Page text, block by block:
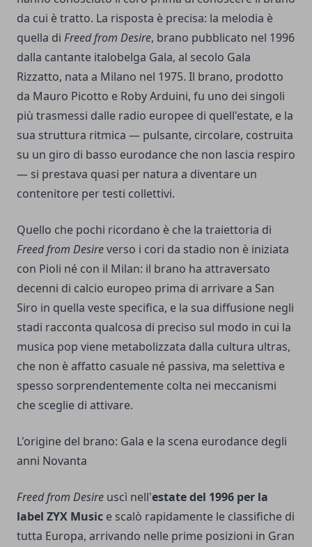
da cui è tratto. La risposta è precisa: la melodia è
quella di Freed from Desire, brano pubblicato nel 1996
dalla cantante italobelga Gala, al secolo Gala
Rizzatto, nata a Milano nel 1975. Il brano, prodotto
da Mauro Picotto e Roby Arduini, fu uno dei singoli
più trasmessi dalle radio europee di quell'estate, e la
sua struttura ritmica — pulsante, circolare, costruita
su un giro di basso eurodance che non lascia respiro
— si prestava quasi per natura a diventare un
contenitore per testi collettivi.
Quello che pochi ricordano è che la traiettoria di
Freed from Desireverso i cori da stadio non è iniziata
con Pioli né con il Milan: il brano ha attraversato
decenni di calcio europeo prima di arrivare a San
Siro in quella veste specifica, e la sua diffusione negli
stadi racconta qualcosa di preciso sul modo in cui la
musica pop viene metabolizzata dalla cultura ultras,
che non è affatto casuale né passiva, ma selettiva e
spesso sorprendentemente colta nei meccanismi
che sceglie di attivare.
L'origine del brano: Gala e la scena eurodance degli
anni Novanta
Freed from Desire uscì nell'estate del 1996 per la
label ZYX Music e scalò rapidamente le classifiche di
tutta Europa, arrivando nelle prime posizioni in Gran